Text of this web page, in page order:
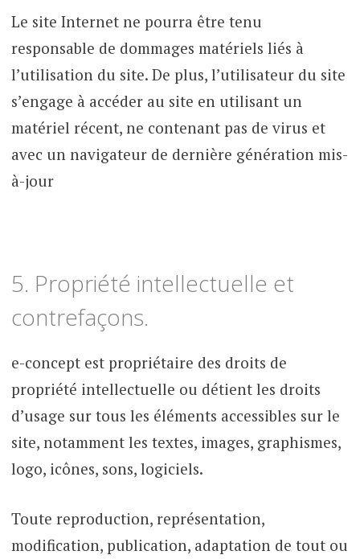
Le site Internet ne pourra être tenu
responsable de dommages matériels liés à
l’utilisation du site. De plus, l’utilisateur du site
s’engage à accéder au site en utilisant un
matériel récent, ne contenant pas de virus et
avec un navigateur de dernière génération mis-
à-jour
5. Propriété intellectuelle et
contrefaçons.
e-concept est propriétaire des droits de
propriété intellectuelle ou détient les droits
d’usage sur tous les éléments accessibles sur le
site, notamment les textes, images, graphismes,
logo, icônes, sons, logiciels.
Toute reproduction, représentation,
modification, publication, adaptation de tout ou